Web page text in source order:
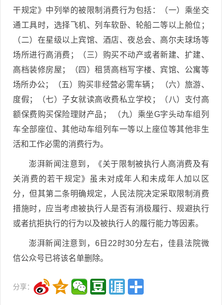
干规定》中列举的被限制消费行为包括：（一）乘坐交
通工具时，选择飞机、列车软卧、轮船二等以上舱位；
（二）在星级以上宾馆、酒店、夜总会、高尔夫球场等
场所进行高消费；（三）购买不动产或者新建、扩建、
高档装修房屋；（四）租赁高档写字楼、宾馆、公寓等
场所办公；（五）购买非经营必需车辆； （六）旅游、
度假；（七）子女就读高收费私立学校；（八）支付高
额保费购买保险理财产品； （九）乘坐G字头动车组列
车全部座位、其他动车组列车一等以上座位等其他非生
活和工作必需的消费行为。
澎湃新闻注意到，《关于限制被执行人高消费及有
关消费的若干规定》虽未对成年人和未成年人加以区
分，但其第二条明确规定，人民法院决定采取限制消费
措施时，应当考虑被执行人是否有消极履行、规避执行
或者抗拒执行的行为以及被执行人的履行能力等因素。
澎湃新闻注意到，6日22时30分左右，佳县法院微
信公众号已将该名单删除。
分享：